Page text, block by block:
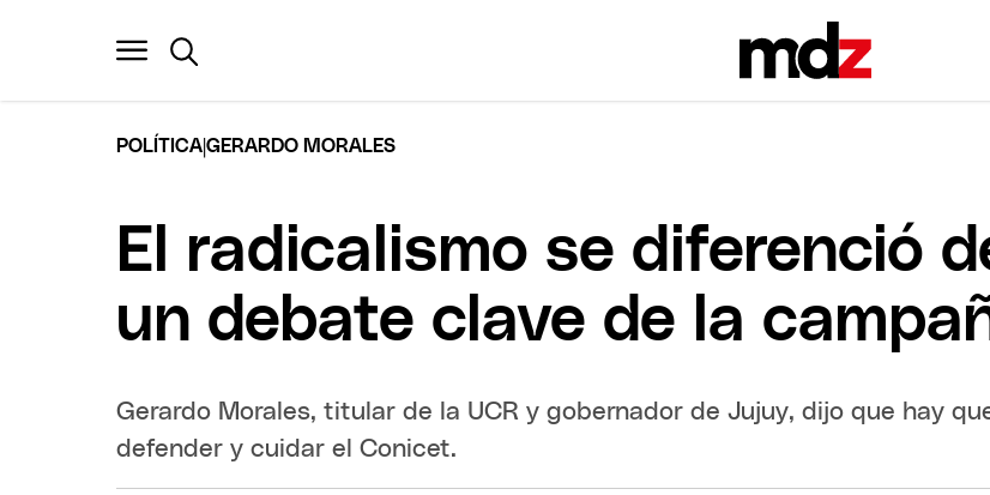
POLÍTICA|GERARDO MORALES
El radicalismo se diferenció
un debate clave de la
Gerardo Morales, titular de la UCR y gobernador de Jujuy, dijo que hay
defender y cuidar el Conicet.